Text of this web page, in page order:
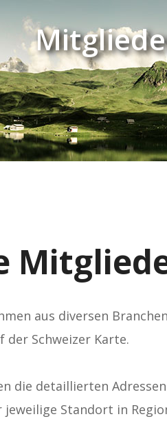
aus diversen
der Schweizer Karte.
die detaillierten
Standort in